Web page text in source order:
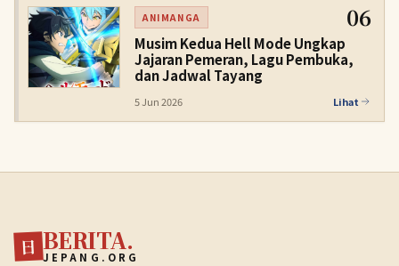
ANIMANGA 06
Musim Kedua Hell Mode Ungkap
Jajaran Pemeran, Lagu Pembuka,
dan Jadwal Tayang
5 Jun 2026 Lihat
日 BERITA.
JEPANG.ORG